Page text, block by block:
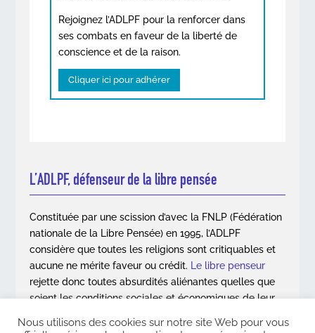
Rejoignez l’ADLPF pour la renforcer dans
ses combats en faveur de la liberté de
conscience et de la raison.
Cliquer ici pour adhérer
L’ADLPF, défenseur de la libre pensée
Constituée par une scission d’avec la FNLP (Fédération
nationale de la Libre Pensée) en 1995, l’ADLPF
considère que toutes les religions sont critiquables et
aucune ne mérite faveur ou crédit. Le libre penseur
rejette donc toutes absurdités aliénantes quelles que
soient les conditions sociales et économiques de leur
Nous utilisons des cookies sur notre site Web pour vous